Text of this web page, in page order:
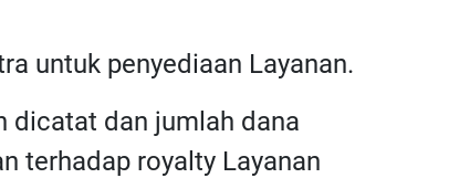
untuk penyediaan Layanan.
dicatat dan jumlah dana
terhadap royalty Layanan